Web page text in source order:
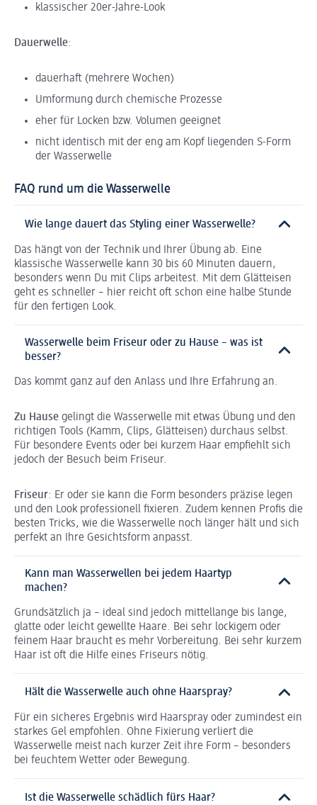
klassischer 20er-Jahre-Look
Dauerwelle:
dauerhaft (mehrere Wochen)
Umformung durch chemische Prozesse
eher für Locken bzw. Volumen geeignet
nicht identisch mit der eng am Kopf liegenden S-Form
der Wasserwelle
FAQ rund um die Wasserwelle
Wie lange dauert das Styling einer Wasserwelle?
Das hängt von der Technik und Ihrer Übung ab. Eine
klassische Wasserwelle kann 30 bis 60 Minuten dauern,
besonders wenn Du mit Clips arbeitest. Mit dem Glätteisen
geht es schneller – hier reicht oft schon eine halbe Stunde
für den fertigen Look.
Wasserwelle beim Friseur oder zu Hause – was ist
besser?
Das kommt ganz auf den Anlass und Ihre Erfahrung an.
Zu Hause gelingt die Wasserwelle mit etwas Übung und den
richtigen Tools (Kamm, Clips, Glätteisen) durchaus selbst.
Für besondere Events oder bei kurzem Haar empfiehlt sich
jedoch der Besuch beim Friseur.
Friseur: Er oder sie kann die Form besonders präzise legen
und den Look professionell fixieren. Zudem kennen Profis die
besten Tricks, wie die Wasserwelle noch länger hält und sich
perfekt an Ihre Gesichtsform anpasst.
Kann man Wasserwellen bei jedem Haartyp
machen?
Grundsätzlich ja – ideal sind jedoch mittellange bis lange,
glatte oder leicht gewellte Haare. Bei sehr lockigem oder
feinem Haar braucht es mehr Vorbereitung. Bei sehr kurzem
Haar ist oft die Hilfe eines Friseurs nötig.
Hält die Wasserwelle auch ohne Haarspray?
Für ein sicheres Ergebnis wird Haarspray oder zumindest ein
starkes Gel empfohlen. Ohne Fixierung verliert die
Wasserwelle meist nach kurzer Zeit ihre Form – besonders
bei feuchtem Wetter oder Bewegung.
Ist die Wasserwelle schädlich fürs Haar?